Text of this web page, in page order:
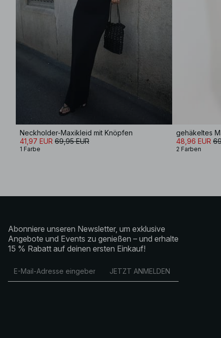
Neckholder-Maxikleid mit Knöpfen
41,97 EUR 69,95 EUR
1 Farbe
gehäkeltes
48,96 EUR
2 Farben
Abonniere unseren Newsletter, um exklusive
Angebote und Events zu genießen – und erhalte
15 % Rabatt auf deinen ersten Einkauf!
JETZT ANMELDEN